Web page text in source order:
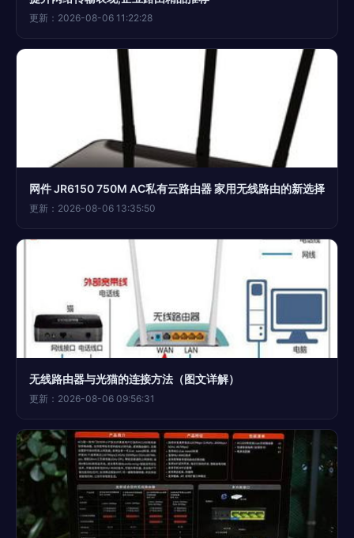
更新：2026-08-06 11:22:28
网件 JR6150 750M AC私有云路由器 家用无线路由的新选择
更新：2026-08-06 13:35:50
无线路由器与光猫的连接方法（图文详解）
更新：2026-08-06 09:56:31